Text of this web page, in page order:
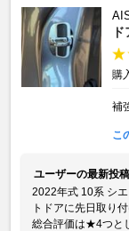
購
補
こ
ユーザーの最新投稿
2022年式 10系 シ
トドアに先日取り
総合評価は★4つと